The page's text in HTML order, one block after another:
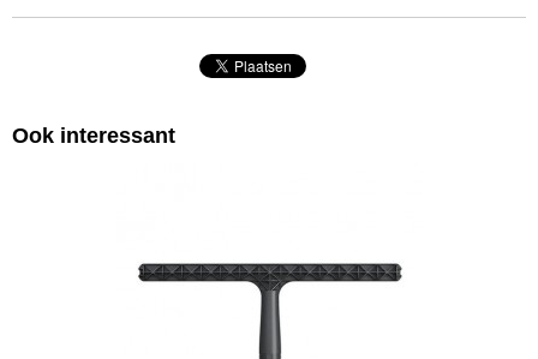
Ook interessant